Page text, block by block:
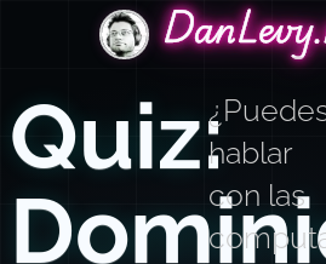
DanLevy.net
Quiz:hablar
con las